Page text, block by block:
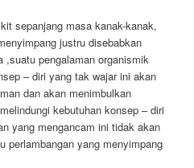
sepanjang masa kanak-kanak,
justru disebabkan
,suatu pengalaman organismik
– diri yang tak wajar ini akan
dan akan menimbulkan
kebutuhan konsep – diri
yang mengancam ini tidak akan
perlambangan yang menyimpang